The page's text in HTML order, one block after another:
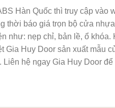
Hàn Quốc thì truy cập vào
thời báo giá trọn bộ cửa
như: nẹp chỉ, bản lề, ổ
Gia Huy Door sản xuất mẫu
hệ ngay Gia Huy Door